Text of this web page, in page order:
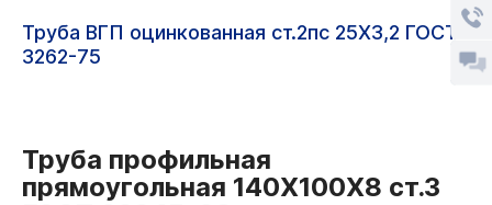
Труба ВГП оцинкованная ст.2пс 25Х3,2 ГОСТ
3262-75
Труба профильная
прямоугольная 140Х100Х8 ст.3